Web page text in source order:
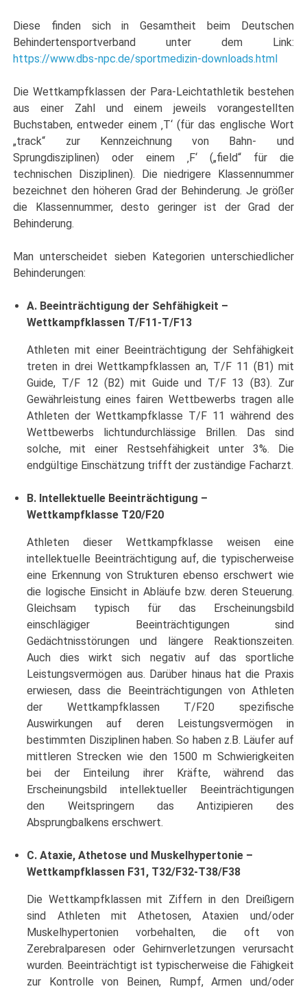
Diese finden sich in Gesamtheit beim Deutschen
Behindertensportverband unter dem Link:
https://www.dbs-npc.de/sportmedizin-downloads.html
Die Wettkampfklassen der Para-Leichtathletik bestehen
aus einer Zahl und einem jeweils vorangestellten
Buchstaben, entweder einem ‚T‘ (für das englische Wort
„track“ zur Kennzeichnung von Bahn- und
Sprungdisziplinen) oder einem ‚F‘ („field“ für die
technischen Disziplinen). Die niedrigere Klassennummer
bezeichnet den höheren Grad der Behinderung. Je größer
die Klassennummer, desto geringer ist der Grad der
Behinderung.
Man unterscheidet sieben Kategorien unterschiedlicher
Behinderungen:
A. Beeinträchtigung der Sehfähigkeit –
Wettkampfklassen T/F11-T/F13
Athleten mit einer Beeinträchtigung der Sehfähigkeit
treten in drei Wettkampfklassen an, T/F 11 (B1) mit
Guide, T/F 12 (B2) mit Guide und T/F 13 (B3). Zur
Gewährleistung eines fairen Wettbewerbs tragen alle
Athleten der Wettkampfklasse T/F 11 während des
Wettbewerbs lichtundurchlässige Brillen. Das sind
solche, mit einer Restsehfähigkeit unter 3%. Die
endgültige Einschätzung trifft der zuständige Facharzt.
B. Intellektuelle Beeinträchtigung –
Wettkampfklasse T20/F20
Athleten dieser Wettkampfklasse weisen eine
intellektuelle Beeinträchtigung auf, die typischerweise
eine Erkennung von Strukturen ebenso erschwert wie
die logische Einsicht in Abläufe bzw. deren Steuerung.
Gleichsam typisch für das Erscheinungsbild
einschlägiger Beeinträchtigungen sind
Gedächtnisstörungen und längere Reaktionszeiten.
Auch dies wirkt sich negativ auf das sportliche
Leistungsvermögen aus. Darüber hinaus hat die Praxis
erwiesen, dass die Beeinträchtigungen von Athleten
der Wettkampfklassen T/F20 spezifische
Auswirkungen auf deren Leistungsvermögen in
bestimmten Disziplinen haben. So haben z.B. Läufer auf
mittleren Strecken wie den 1500 m Schwierigkeiten
bei der Einteilung ihrer Kräfte, während das
Erscheinungsbild intellektueller Beeinträchtigungen
den Weitspringern das Antizipieren des
Absprungbalkens erschwert.
C. Ataxie, Athetose und Muskelhypertonie –
Wettkampfklassen F31, T32/F32-T38/F38
Die Wettkampfklassen mit Ziffern in den Dreißigern
sind Athleten mit Athetosen, Ataxien und/oder
Muskelhypertonien vorbehalten, die oft von
Zerebralparesen oder Gehirnverletzungen verursacht
wurden. Beeinträchtigt ist typischerweise die Fähigkeit
zur Kontrolle von Beinen, Rumpf, Armen und/oder